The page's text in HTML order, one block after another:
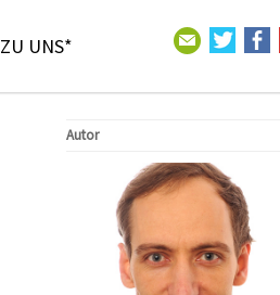
ZU UNS*
Autor